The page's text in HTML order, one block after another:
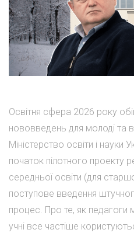
Освітня сфера 2026 року
нововведень для молоді та
Міністерство освіти і науки
початок пілотного проекту
середньої освіти (для
поступове введення
процес. Про те, як
учні все частіше